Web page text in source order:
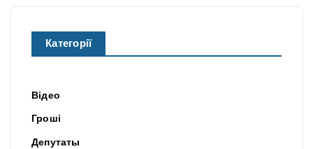
Категорії
Відео
Гроші
Депутаты